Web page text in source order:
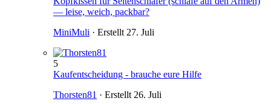
— leise, weich, packbar?
MiniMuli · Erstellt 27. Juli
5
Kaufentscheidung - brauche eure Hilfe
Thorsten81 · Erstellt 26. Juli